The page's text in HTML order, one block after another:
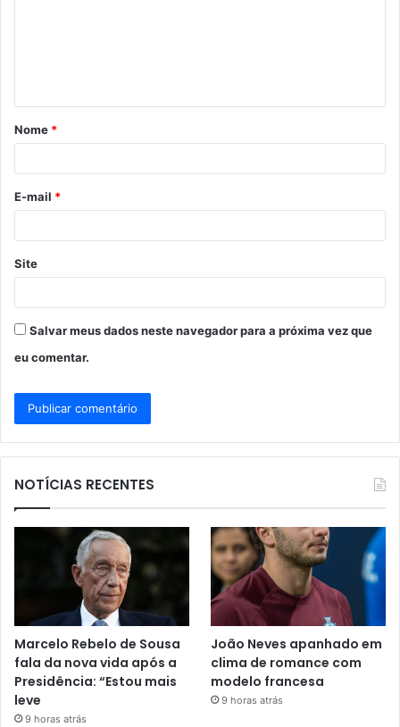
á
r
*
Nome *
E-mail *
Site
Salvar meus dados neste navegador para a próxima vez que
eu comentar.
NOTÍCIAS RECENTES
Marcelo Rebelo de Sousa
fala da nova vida após a
Presidência: “Estou mais
leve
9 horas atrás
João Neves apanhado em
clima de romance com
modelo francesa
9 horas atrás